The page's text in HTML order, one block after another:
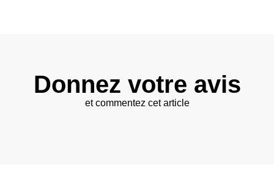
Donnez votre avis
et commentez cet article